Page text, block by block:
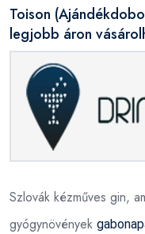
Toison
legjobb áron
Szlovák kézműves gin,
gyógynövények